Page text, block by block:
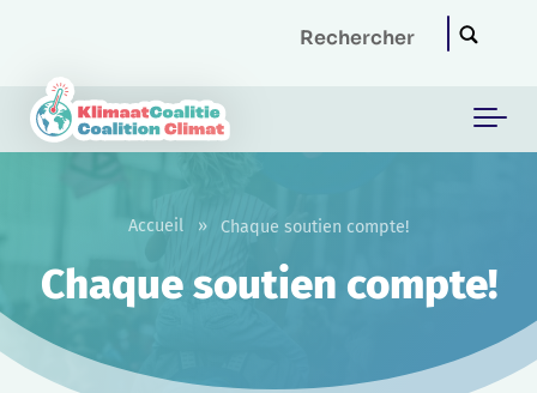
Chaque soutien compte!
Accueil » Chaque soutien compte!